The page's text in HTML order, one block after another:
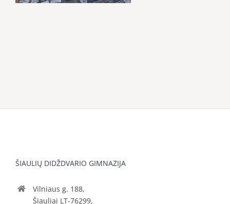
ŠIAULIŲ DIDŽDVARIO GIMNAZIJA
Vilniaus g. 188,
Šiauliai LT-76299,